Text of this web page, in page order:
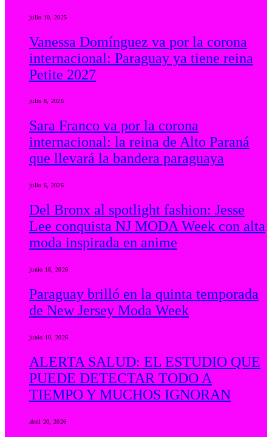
julio 10, 2025
Vanessa Domínguez va por la corona
internacional: Paraguay ya tiene reina
Petite 2027
julio 8, 2026
Sara Franco va por la corona
internacional: la reina de Alto Paraná
que llevará la bandera paraguaya
julio 6, 2026
Del Bronx al spotlight fashion: Jesse
Lee conquista NJ MODA Week con alta
moda inspirada en anime
junio 18, 2026
Paraguay brilló en la quinta temporada
de New Jersey Moda Week
junio 10, 2026
ALERTA SALUD: EL ESTUDIO QUE
PUEDE DETECTAR TODO A
TIEMPO Y MUCHOS IGNORAN
abril 20, 2026